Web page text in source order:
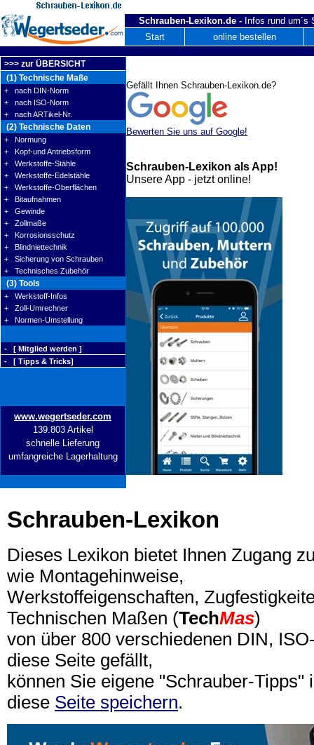
Schrauben-Lexikon.de - Infos rund um´s
Start
online bestellen
>>> zur ÜBERSICHT
(1) Technische Maße
+ nach DIN-Norm
+ nach ISO-Norm
+ nach ARTikel-Nr.
(2) Technische Daten
+ Normung
+ Kopf-und Antriebsform
+ Werkstoffe-Stähle
+ Werkstoffe-Edelstähle
+ Werkstoffe-Oberflächen
+ Bitaufnahmen
+ Gewinde
+ Zollmaße
+ Korrosionsschutz
+ Blindniettechnik
+ Sicherung von Schrauben
+ Technisches Zubehör
(3) Tools
+ Werkstoff-Infos
+ Zoll-Umrechner
+ Normen-Umstellung
- [ Mitglied werden ]
- [ Tipps & Tricks]
www.wegertseder.com
139.803 Artikel
schnelle Lieferung
umfangreiche Lagerhaltung
Schrauben-Lexikon
Dieses Lexikon bietet Ihnen Zugang
wie Montagehinweise,
Werkstoffeigenschaften,
Technischen Maßen (TechMas)
von über 800 verschiedenen DIN,
diese Seite gefällt,
können Sie eigene "Schrauber-Tipps"
diese Seite speichern.
Gefällt Ihnen Schrauben-Lexikon.de?
Bewerten Sie uns auf Google!
Schrauben-Lexikon als App!
Unsere App - jetzt online!